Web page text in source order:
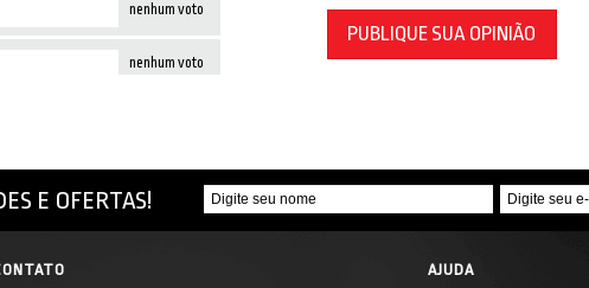
nenhum voto
nenhum voto
PUBLIQUE SUA OPINIÃO
E OFERTAS!
AJUDA